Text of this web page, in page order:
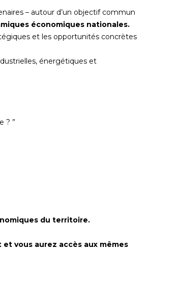
– autour d’un objectif commun
économiques nationales.
et les opportunités concrètes
énergétiques et
? ”
du territoire.
vous aurez accès aux mêmes